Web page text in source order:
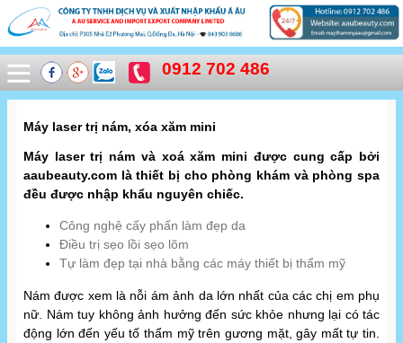
0912 702 486
Máy laser trị nám, xóa xăm mini
Máy laser trị nám và xoá xăm mini được cung cấp bởi
aaubeauty.com là thiết bị cho phòng khám và phòng spa
đều được nhập khẩu nguyên chiếc.
Công nghệ cấy phấn làm đẹp da
Điều trị sẹo lồi sẹo lõm
Tự làm đẹp tại nhà bằng các máy thiết bị thẩm mỹ
Nám được xem là nỗi ám ảnh da lớn nhất của các chị em phụ
nữ. Nám tuy không ảnh hưởng đến sức khỏe nhưng lại có tác
động lớn đến yếu tố thẩm mỹ trên gương mặt, gây mất tự tin.